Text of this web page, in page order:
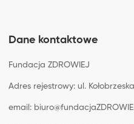
Dane kontaktowe
Fundacja ZDROWIEJ
Adres rejestrowy: ul.
email: